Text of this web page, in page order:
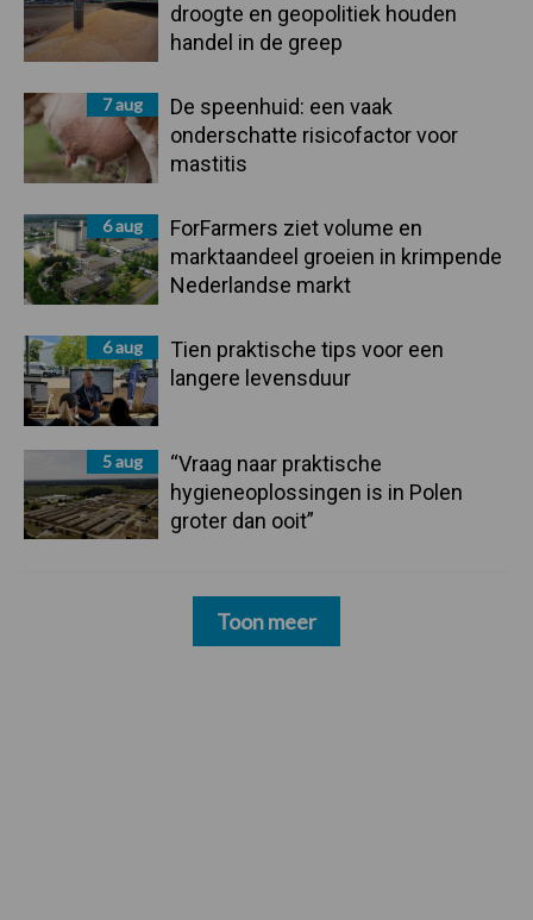
droogte en geopolitiek houden
handel in de greep
7 aug
De speenhuid: een vaak
onderschatte risicofactor voor
mastitis
6 aug
ForFarmers ziet volume en
marktaandeel groeien in krimpende
Nederlandse markt
6 aug
Tien praktische tips voor een
langere levensduur
5 aug
“Vraag naar praktische
hygieneoplossingen is in Polen
groter dan ooit”
Toon meer